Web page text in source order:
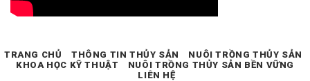
TRANG CHỦ THÔNG TIN THỦY SẢN
NUÔI TRỒNG THỦY SẢN
KHOA HỌC KỸ THUẬT
NUÔI TRỒNG THỦY SẢN BỀN VỮNG
LIÊN HỆ